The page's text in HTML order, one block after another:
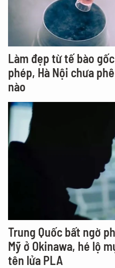
Làm đẹp từ tế bào
phép, Hà Nội chưa
nào
Trung Quốc bất ngờ
Mỹ ở Okinawa, hé lộ
tên lửa PLA